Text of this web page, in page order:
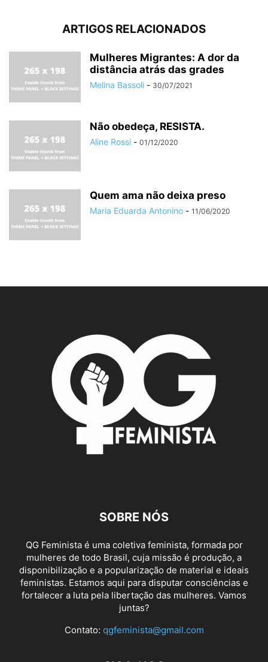
ARTIGOS RELACIONADOS
Mulheres Migrantes: A dor da
distância atrás das grades
Melina Bassoli - 30/07/2021
Não obedeça, RESISTA.
Aline Rossi - 01/12/2020
Quem ama não deixa preso
Maria Eduarda Antonino - 11/06/2020
SOBRE NÓS
QG Feminista é uma coletiva feminista, formada por
mulheres de todo Brasil, cuja missão é produção, a
disponibilização e a popularização de material e ideais
feministas. Estamos aqui para disputar consciências e
fortalecer a luta pela libertação das mulheres. Vamos
juntas?
Contato: qgfeminista@gmail.com